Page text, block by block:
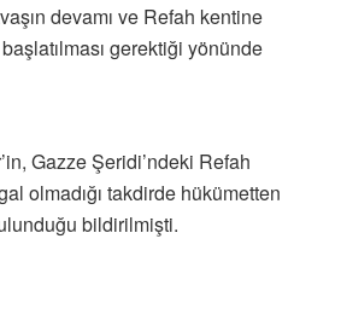
devamı ve Refah kentine
gerektiği yönünde
Gazze Şeridi’ndeki Refah
olmadığı takdirde hükümetten
bildirilmişti.